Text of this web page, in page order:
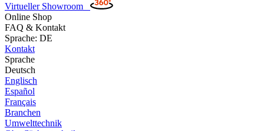
Virtueller Showroom
Online Shop
FAQ & Kontakt
Sprache: DE
Kontakt
Sprache
Deutsch
Englisch
Español
Français
Branchen
Umwelttechnik